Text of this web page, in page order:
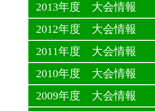
2013年度 大会情報
2012年度 大会情報
2011年度 大会情報
2010年度 大会情報
2009年度 大会情報